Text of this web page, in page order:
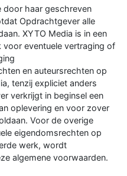
door haar geschreven
Opdrachtgever alle
XYTO Media is in een
voor eventuele vertraging of
en auteursrechten op
tenzij expliciet anders
verkrijgt in beginsel een
oplevering en voor zover
Voor de overige
eigendomsrechten op
werk, wordt
algemene voorwaarden.